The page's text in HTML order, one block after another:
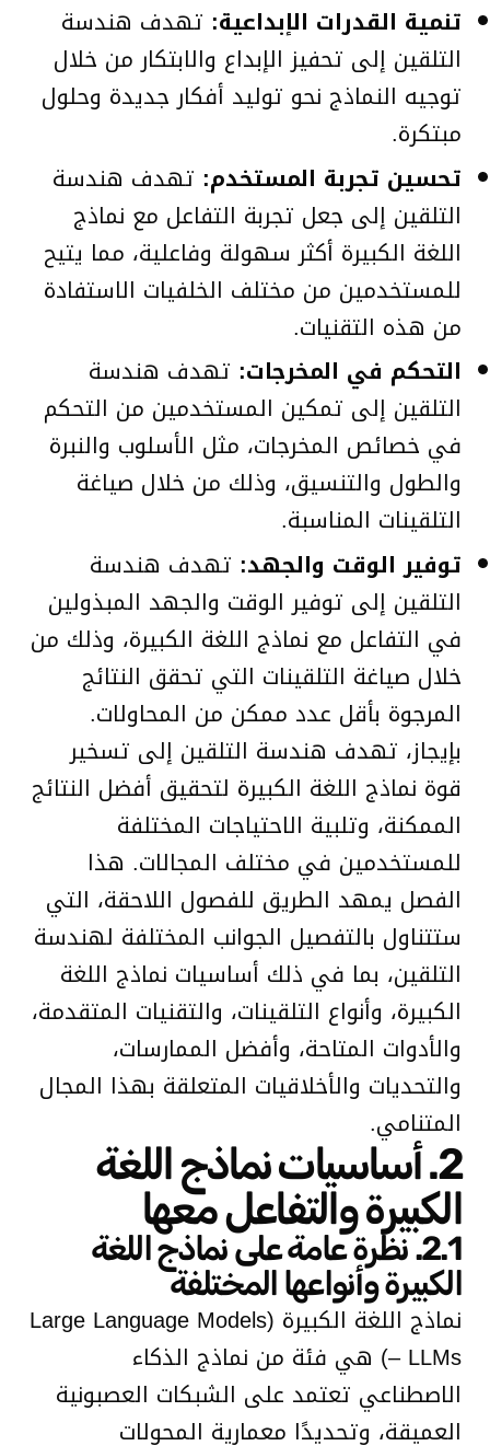
تنمية القدرات الإبداعية: تهدف هندسة
التلقين إلى تحفيز الإبداع والابتكار من خلال
توجيه النماذج نحو توليد أفكار جديدة وحلول
مبتكرة.
تحسين تجربة المستخدم: تهدف هندسة
التلقين إلى جعل تجربة التفاعل مع نماذج
اللغة الكبيرة أكثر سهولة وفاعلية، مما يتيح
للمستخدمين من مختلف الخلفيات الاستفادة
من هذه التقنيات.
التحكم في المخرجات: تهدف هندسة
التلقين إلى تمكين المستخدمين من التحكم
في خصائص المخرجات، مثل الأسلوب والنبرة
والطول والتنسيق، وذلك من خلال صياغة
التلقينات المناسبة.
توفير الوقت والجهد: تهدف هندسة
التلقين إلى توفير الوقت والجهد المبذولين
في التفاعل مع نماذج اللغة الكبيرة، وذلك من
خلال صياغة التلقينات التي تحقق النتائج
المرجوة بأقل عدد ممكن من المحاولات.
بإيجاز، تهدف هندسة التلقين إلى تسخير
قوة نماذج اللغة الكبيرة لتحقيق أفضل النتائج
الممكنة، وتلبية الاحتياجات المختلفة
للمستخدمين في مختلف المجالات. هذا
الفصل يمهد الطريق للفصول اللاحقة، التي
ستتناول بالتفصيل الجوانب المختلفة لهندسة
التلقين، بما في ذلك أساسيات نماذج اللغة
الكبيرة، وأنواع التلقينات، والتقنيات المتقدمة،
والأدوات المتاحة، وأفضل الممارسات،
والتحديات والأخلاقيات المتعلقة بهذا المجال
المتنامي.
2. أساسيات نماذج اللغة
الكبيرة والتفاعل معها
2.1. نظرة عامة على نماذج اللغة
الكبيرة وأنواعها المختلفة
نماذج اللغة الكبيرة (Large Language Models
– LLMs) هي فئة من نماذج الذكاء
الاصطناعي تعتمد على الشبكات العصبونية
العميقة، وتحديدًا معمارية المحولات